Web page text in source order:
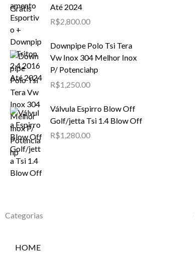
Até 2024
R$2,800.00
Downpipe Polo Tsi Tera
Vw Inox 304 Melhor Inox
P/ Potenciahp
R$1,250.00
Válvula Espirro Blow Off
Golf/jetta Tsi 1.4 Blow Off
R$1,280.00
Categorias
HOME